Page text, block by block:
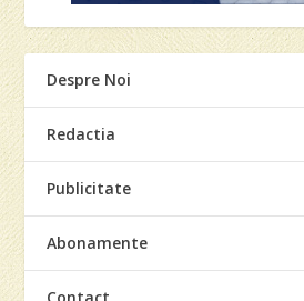
Despre Noi
Redactia
Publicitate
Abonamente